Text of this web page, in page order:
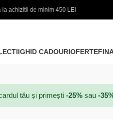
🌞 FINAL SALE | PANA
GHID CADOURIOFERTE
tău și primești -25% sau -